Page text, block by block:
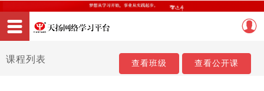
课程列表 查看班级 查看公开课